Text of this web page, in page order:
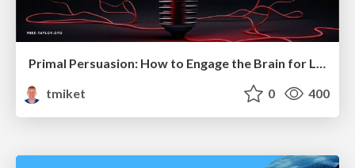
Primal Persuasion: How to Engage the Brain for Learning That Lasts
tmiket
0 400